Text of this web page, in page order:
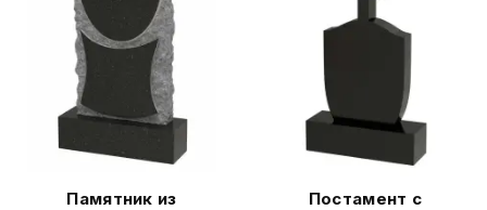
Памятник из
Постамент с